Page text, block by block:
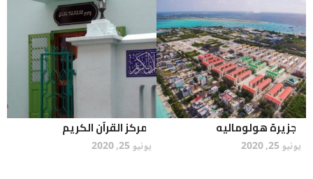
جزيرة هولوماليه
يونيو 25, 2020
مركز القرآن الكريم
يونيو 25, 2020